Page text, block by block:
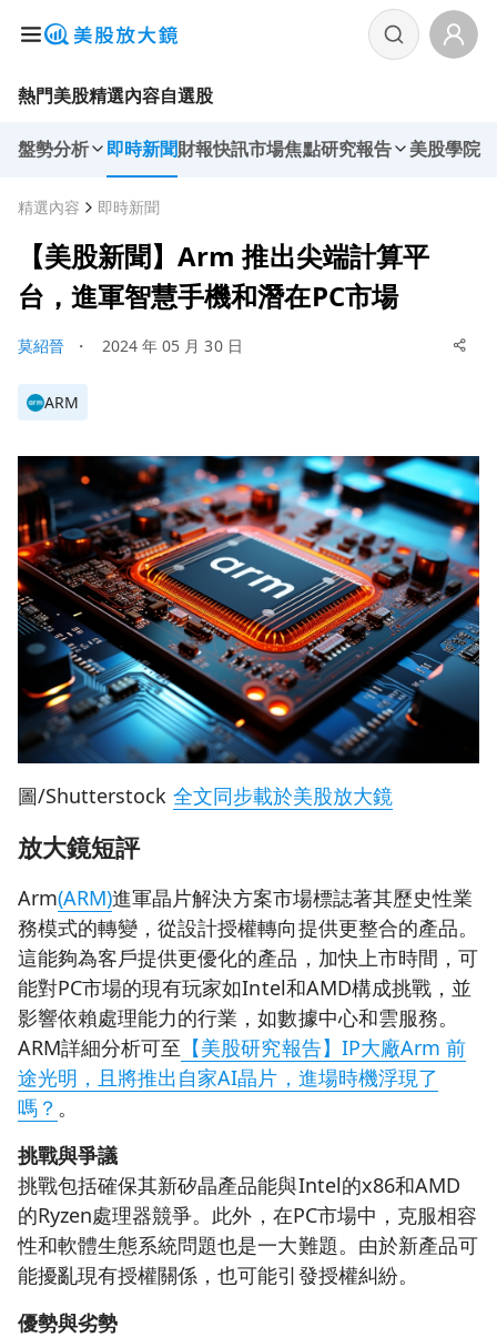
熱門美股精選內容自選股
盤勢分析 即時新聞財報快訊市場焦點研究報告 美股學院
精選內容 即時新聞
【美股新聞】Arm 推出尖端計算平
台，進軍智慧手機和潛在PC市場
莫紹晉 ・ 2024 年 05 月 30 日
ARM
圖/Shutterstock 全文同步載於美股放大鏡
放大鏡短評
Arm(ARM)進軍晶片解決方案市場標誌著其歷史性業
務模式的轉變，從設計授權轉向提供更整合的產品。
這能夠為客戶提供更優化的產品，加快上市時間，可
能對PC市場的現有玩家如Intel和AMD構成挑戰，並
影響依賴處理能力的行業，如數據中心和雲服務。
ARM詳細分析可至 【美股研究報告】IP大廠Arm 前
途光明，且將推出自家AI晶片，進場時機浮現了
嗎？ 。
挑戰與爭議
挑戰包括確保其新矽晶產品能與Intel的x86和AMD
的Ryzen處理器競爭。此外，在PC市場中，克服相容
性和軟體生態系統問題也是一大難題。由於新產品可
能擾亂現有授權關係，也可能引發授權糾紛。
優勢與劣勢